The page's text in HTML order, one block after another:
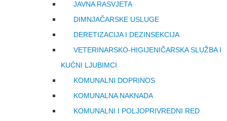
JAVNA RASVJETA
DIMNJAČARSKE USLUGE
DERETIZACIJA I DEZINSEKCIJA
VETERINARSKO-HIGIJENIČARSKA SLUŽBA I
KUĆNI LJUBIMCI
KOMUNALNI DOPRINOS
KOMUNALNA NAKNADA
KOMUNALNI I POLJOPRIVREDNI RED